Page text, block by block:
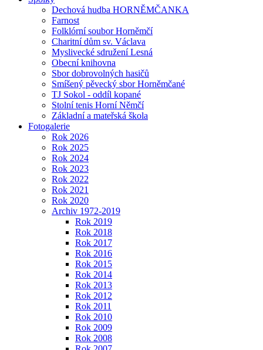
Dechová hudba HORNĚMČANKA
Farnost
Folklórní soubor Horněmčí
Charitní dům sv. Václava
Myslivecké sdružení Lesná
Obecní knihovna
Sbor dobrovolných hasičů
Smíšený pěvecký sbor Horněmčané
TJ Sokol - oddíl kopané
Stolní tenis Horní Němčí
Základní a mateřská škola
Fotogalerie
Rok 2026
Rok 2025
Rok 2024
Rok 2023
Rok 2022
Rok 2021
Rok 2020
Archiv 1972-2019
Rok 2019
Rok 2018
Rok 2017
Rok 2016
Rok 2015
Rok 2014
Rok 2013
Rok 2012
Rok 2011
Rok 2010
Rok 2009
Rok 2008